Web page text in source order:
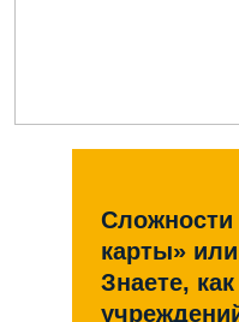
Сложности
карты»
Знаете,